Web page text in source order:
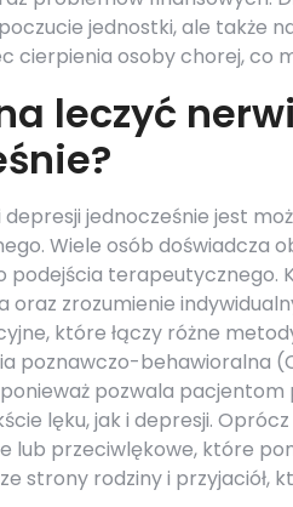
jednostki, ale także
cierpienia osoby chorej, co
leczyć
depresji jednocześnie jest
Wiele osób doświadcza
podejścia terapeutycznego.
oraz zrozumienie
które łączy różne
poznawczo-behawioralna
pozwala
lęku, jak i depresji.
lub przeciwlękowe, które
strony rodziny i przyjaciół,